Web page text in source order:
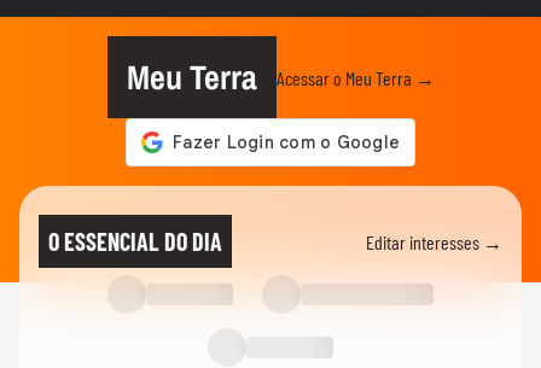
Sessão da Câmara é interrompida após
briga entre vereadores no...
Foguete da SpaceX atinge a Lua e abre
cratera de quase 20 metros...
Lula diz que liberdade de expressão 'tem
limite' ao sancionar lei...
Meu Terra Acessar o Meu Terra →
O ESSENCIAL DO DIA Editar interesses →